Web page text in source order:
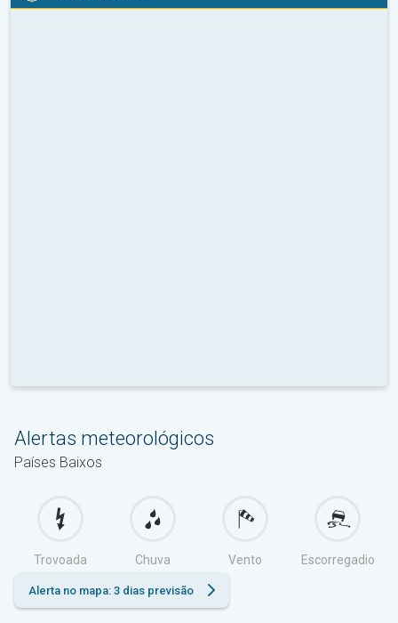
Alertas meteorológicos
Países Baixos
Trovoada Chuva Vento Escorregadio
Alerta no mapa: 3 dias previsão